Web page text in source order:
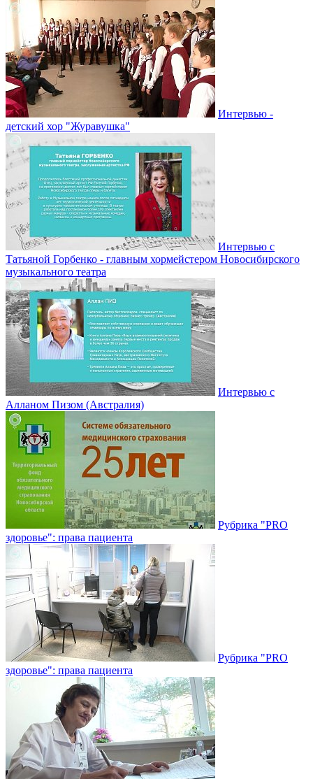
Интервью -
детский хор "Журавушка"
Интервью с
Татьяной Горбенко - главным хормейстером Новосибирского
музыкального театра
Интервью с
Алланом Пизом (Австралия)
Рубрика "PRO
здоровье": права пациента
Рубрика "PRO
здоровье": права пациента